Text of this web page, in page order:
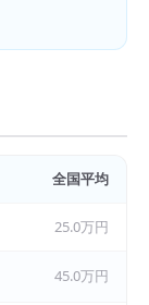
全国平均
25.0万円
45.0万円